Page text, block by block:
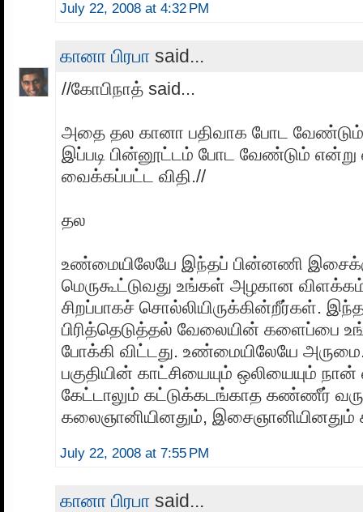
July 22, 2008 at 4:32 PM
கானா பிரபா said...
//கோபிநாத் said...
அதை தல கானா பதிவாக போட
இப்படி பின்னூட்டம் போட வேண்டும் என்று
வைக்கப்பட்ட விதி.//
தல
உண்மையிலேயே இந்தப் பின்னணி
மெருகூட்டுவது உங்கள் அழகான
சிறப்பாகச் சொல்லியிருக்கின்றீர்கள்.
பிரித்தெடுத்தல் வேலையின் களைப்பை
போக்கி விட்டது. உண்மையிலேயே
பகுதியின் காட்சியையும் ஒலியையும்
கேட்டாலும் கட்டுக்கடங்காத கண்ணீர்
கலைஞானியினதும், இசைஞானியினதும்
July 22, 2008 at 7:55 PM
கானா பிரபா said...